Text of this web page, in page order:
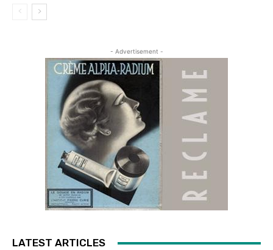
- Advertisement -
LATEST ARTICLES